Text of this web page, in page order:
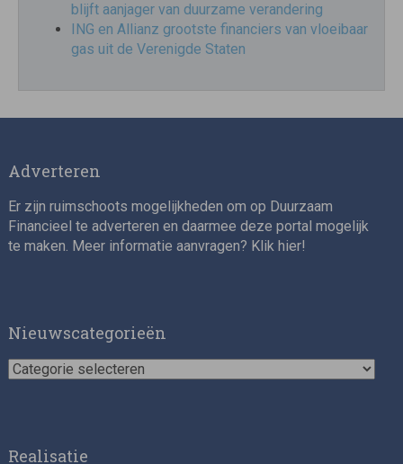
blijft aanjager van duurzame verandering
ING en Allianz grootste financiers van vloeibaar
gas uit de Verenigde Staten
Adverteren
Er zijn ruimschoots mogelijkheden om op Duurzaam
Financieel te adverteren en daarmee deze portal mogelijk
te maken. Meer informatie aanvragen? Klik hier!
Nieuwscategorieën
Nieuwscategorieën
Realisatie